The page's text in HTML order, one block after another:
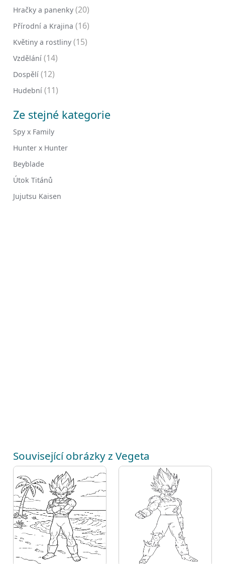
Hračky a panenky (20)
Přírodní a Krajina (16)
Květiny a rostliny (15)
Vzdělání (14)
Dospělí (12)
Hudební (11)
Ze stejné kategorie
Spy x Family
Hunter x Hunter
Beyblade
Útok Titánů
Jujutsu Kaisen
Související obrázky z Vegeta